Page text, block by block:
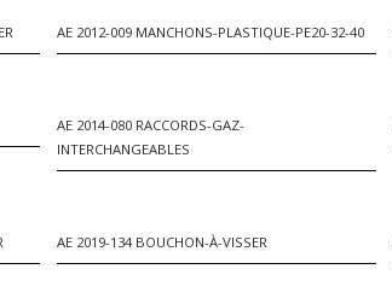
AE 2012-009 MANCHONS-PLASTIQUE-PE20-32-40
AE 2014-080 RACCORDS-GAZ-
INTERCHANGEABLES
AE 2019-134 BOUCHON-À-VISSER